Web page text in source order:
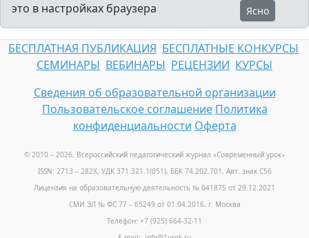
это в настройках браузера
Ясно
БЕСПЛАТНАЯ ПУБЛИКАЦИЯ БЕСПЛАТНЫЕ КОНКУРСЫ
СЕМИНАРЫ ВЕБИНАРЫ РЕЦЕНЗИИ КУРСЫ
Сведения об образовательной организации
Пользовательское соглашение Политика
конфиденциальности Оферта
© 2010 – 2026, Всероссийский педагогический журнал «Современный урок»
ISSN: 2713 – 282X, УДК 371.321.1(051), ББК 74.202.701, Авт. знак С56
Лицензия на образовательную деятельность № 041875 от 29.12.2021
СМИ ЭЛ № ФС 77 – 65249 от 01.04.2016, г. Москва
Телефон: +7 (925) 664-32-11